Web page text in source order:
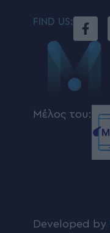
FIND US:
Μέλος του:
Developed by